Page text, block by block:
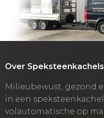
Over
Milieubewust, gezond
in een
volautomatische op